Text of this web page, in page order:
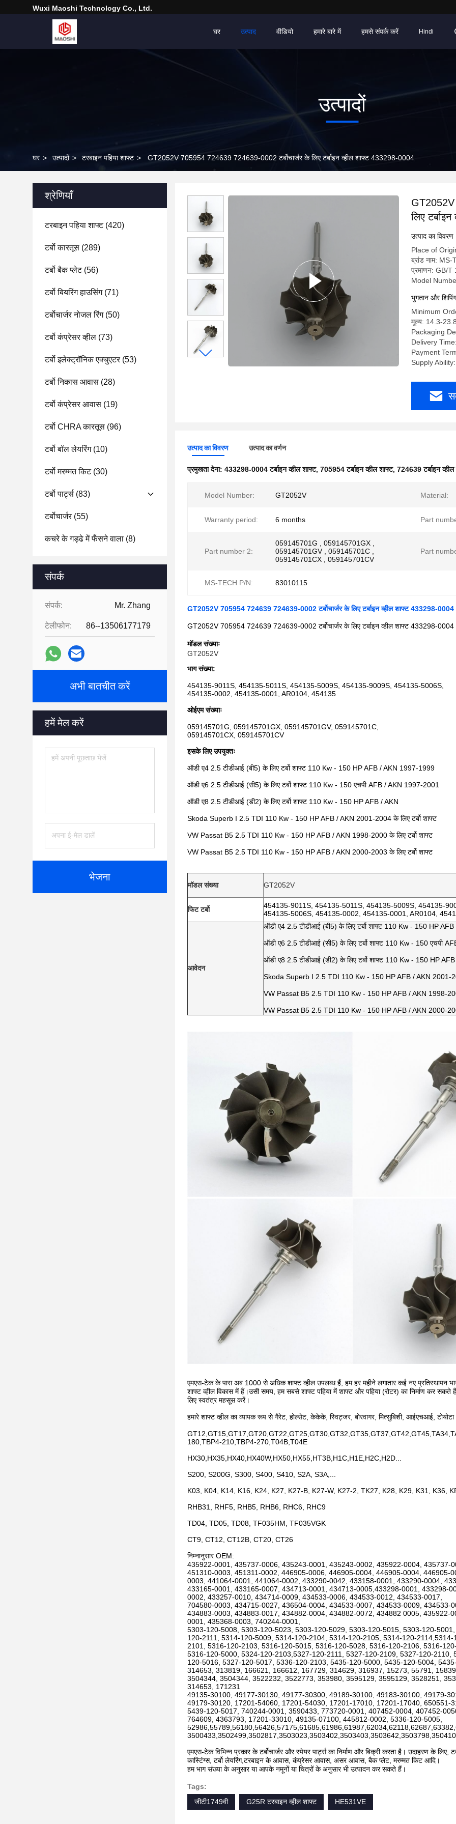
Wuxi Maoshi Technology Co., Ltd.
घर उत्पाद वीडियो हमारे बारे में हमसे संपर्क करें Hindi
उत्पादों
घर > उत्पादों > टरबाइन पहिया शाफ्ट > GT2052V 705954 724639 724639-0002 टर्बोचार्जर के लिए टर्बाइन व्हील शाफ्ट 433298-0004
श्रेणियाँ
टरबाइन पहिया शाफ्ट(420)
टर्बो कारतूस (289)
टर्बो बैक प्लेट(56)
टर्बो बियरिंग हाउसिंग(71)
टर्बोचार्जर नोजल रिंग(50)
टर्बो कंप्रेसर व्हील (73)
टर्बो इलेक्ट्रॉनिक एक्चुएटर(53)
टर्बो निकास आवास (28)
टर्बो कंप्रेसर आवास (19)
टर्बो CHRA कारतूस (96)
टर्बो बॉल लेयरिंग(10)
टर्बो मरम्मत किट(30)
टर्बो पार्ट्स (83)
टर्बोचार्जर(55)
कचरे के गड्ढे में फँसने वाला (8)
संपर्क
संपर्क: Mr. Zhang
टेलीफोन: 86--13506177179
अभी बातचीत करें
हमें मेल करें
भेजना
GT2052V
लिए
उत्पाद का विवरण
Place of
ब्रांड नाम: MS-
प्रमाणन: GB/
Model
भुगतान और
Minimum
मूल्य: 14.3-
Packaging
Delivery
Payment
Supply
उत्पाद का विवरण उत्पाद का वर्णन
प्रमुखता देना: 433298-0004 टर्बाइन व्हील शाफ्ट, 705954 टर्बाइन व्हील शाफ्ट, 724639 टर्बाइन
Model Number: GT2052V Material:
Warranty period: 6 months Part
Part number 2:
059145701G , 059145701GX ,
059145701GV , 059145701C ,
059145701CX , 059145701CV
Part
MS-TECH P/N: 83010115
GT2052V 705954 724639 724639-0002 टर्बोचार्जर के लिए टर्बाइन व्हील शाफ्ट 433298-0004
GT2052V 705954 724639 724639-0002 टर्बोचार्जर के लिए टर्बाइन व्हील शाफ्ट 433298-0004
मॉडल संख्याः
GT2052V
भाग संख्या:
454135-9011S, 454135-5011S, 454135-5009S, 454135-9009S, 454135-5006S,
454135-0002, 454135-0001, AR0104, 454135
ओईएम संख्याः
059145701G, 059145701GX, 059145701GV, 059145701C,
059145701CX, 059145701CV
इसके लिए उपयुक्तः
ऑडी ए4 2.5 टीडीआई (बी5) के लिए टर्बो शाफ्ट 110 Kw - 150 HP AFB / AKN 1997-1999
ऑडी ए6 2.5 टीडीआई (सी5) के लिए टर्बो शाफ्ट 110 Kw - 150 एचपी AFB / AKN 1997-2001
ऑडी ए8 2.5 टीडीआई (डी2) के लिए टर्बो शाफ्ट 110 Kw - 150 HP AFB / AKN
Skoda Superb I 2.5 TDI 110 Kw - 150 HP AFB / AKN 2001-2004 के लिए टर्बो शाफ्ट
VW Passat B5 2.5 TDI 110 Kw - 150 HP AFB / AKN 1998-2000 के लिए टर्बो शाफ्ट
VW Passat B5 2.5 TDI 110 Kw - 150 HP AFB / AKN 2000-2003 के लिए टर्बो शाफ्ट
मॉडल संख्या GT2052V
फिट टर्बो
454135-9011S, 454135-5011S, 454135-5009S, 454135-
454135-5006S, 454135-0002, 454135-0001, AR0104,
आवेदन
ऑडी ए4 2.5 टीडीआई (बी5) के लिए टर्बो शाफ्ट 110 Kw - 150 HP
ऑडी ए6 2.5 टीडीआई (सी5) के लिए टर्बो शाफ्ट 110 Kw - 150 एचपी
ऑडी ए8 2.5 टीडीआई (डी2) के लिए टर्बो शाफ्ट 110 Kw - 150 HP
Skoda Superb I 2.5 TDI 110 Kw - 150 HP AFB / AKN 2001-
VW Passat B5 2.5 TDI 110 Kw - 150 HP AFB / AKN 1998-
VW Passat B5 2.5 TDI 110 Kw - 150 HP AFB / AKN 2000-
एमएस-टेक के पास अब 1000 से अधिक शाफ्ट व्हील उपलब्ध हैं, हम हर महीने लगातार कई नए प्रतिस्थापन
शाफ्ट व्हील विकास में हैं।उसी समय, हम सबसे शाफ्ट पहिया में शाफ्ट और पहिया (रोटर) का निर्माण कर
लिए स्वतंत्र महसूस करें।
हमारे शाफ्ट व्हील का व्यापक रूप से गैरेट, होल्सेट, केकेके, स्विट्जर, बोरवागर, मित्सुबिशी, आईएचआई, टोयोटा
180,TBP4-210,TBP4-270,T04B,T04E
HX30,HX35,HX40,HX40W,HX50,HX55,HT3B,H1C,H1E,H2C,H2D...
S200, S200G, S300, S400, S410, S2A, S3A,...
K03, K04, K14, K16, K24, K27, K27-B, K27-W, K27-2, TK27, K28, K29, K31, K36,
RHB31, RHF5, RHB5, RHB6, RHC6, RHC9
TD04, TD05, TD08, TF035HM, TF035VGK
CT9, CT12, CT12B, CT20, CT26
निम्नानुसार OEM:
435922-0001, 435737-0006, 435243-0001, 435243-0002, 435922-0004, 435737-
451310-0003, 451311-0002, 446905-0006, 446905-0004, 446905-0004,
0003, 441064-0001, 441064-0002, 433290-0042, 433158-0001, 433290-0004,
433165-0001, 433165-0007, 434713-0001, 434713-0005,433298-0001, 433298-
0002, 433257-0010, 434714-0009, 434533-0006, 434533-0012, 434533-0017,
704580-0003, 434715-0027, 436504-0004, 434533-0007, 434533-0009, 434533-
434883-0003, 434883-0017, 434882-0004, 434882-0072, 434882 0005,
0001, 435368-0003, 740244-0001,
5303-120-5008, 5303-120-5023, 5303-120-5029, 5303-120-5015, 5303-120-
120-2111, 5314-120-5009, 5314-120-2104, 5314-120-2105, 5314-120-
2101, 5316-120-2103, 5316-120-5015, 5316-120-5028, 5316-120-2106, 5316-
5316-120-5000, 5324-120-2103,5327-120-2111, 5327-120-2109, 5327-120-
120-5016, 5327-120-5017, 5336-120-2103, 5435-120-5000, 5435-120-5004,
314653, 313819, 166621, 166612, 167729, 314629, 316937, 15273, 55791,
3504344, 3504344, 3522232, 3522773, 353980, 3595129, 3595129, 3528251,
314653, 171231
49135-30100, 49177-30130, 49177-30300, 49189-30100, 49183-30100, 49179-
49179-30120, 17201-54060, 17201-54030, 17201-17010, 17201-17040, 650551-
5439-120-5017, 740244-0001, 3590433, 773720-0001, 407452-0004, 407452-
764609, 4363793, 17201-33010, 49135-07100, 445812-0002, 5336-120-5005,
एमएस-टेक विभिन्न प्रकार के टर्बोचार्जर और स्पेयर पार्ट्स का निर्माण और बिक्री करता है। उदाहरण के लिए,
कास्टिंग्स, टर्बो लेयरिंग,टरबाइन के आवास, कंप्रेसर आवास, असर आवास, बैक प्लेट, मरम्मत किट आदि।
हम भाग संख्या के अनुसार या आपके नमूनों या चित्रों के अनुसार भी उत्पादन कर सकते हैं।
Tags:
जीटी1749वी
G25R टरबाइन व्हील शाफ्ट HE531VE